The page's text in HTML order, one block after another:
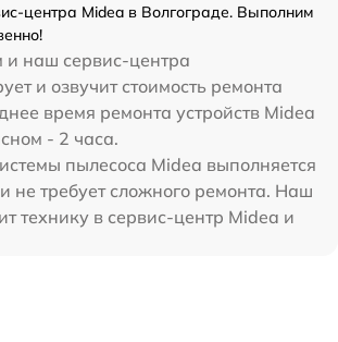
центра Midea в Волгограде. Выполним
и наш сервис-центра
и озвучит стоимость ремонта
время ремонта устройств Midea
- 2 часа.
пылесоса Midea выполняется
не требует сложного ремонта. Наш
технику в сервис-центр Midea и